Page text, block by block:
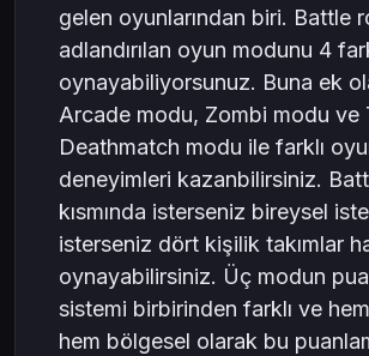
gelen oyunlarından biri. Battle
adlandırılan oyun modunu 4
oynayabiliyorsunuz. Buna ek
Arcade modu, Zombi modu ve
Deathmatch modu ile farklı
deneyimleri kazanbilirsiniz.
kısmında isterseniz bireysel
isterseniz dört kişilik takımlar
oynayabilirsiniz. Üç modun
sistemi birbirinden farklı ve
hem bölgesel olarak bu